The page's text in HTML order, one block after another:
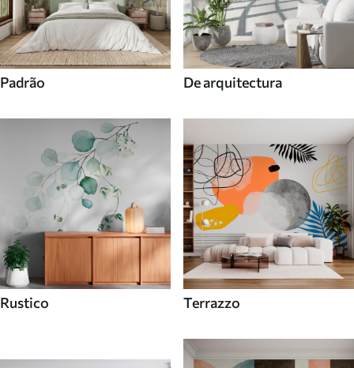
Padrão De arquitectura
Rustico Terrazzo